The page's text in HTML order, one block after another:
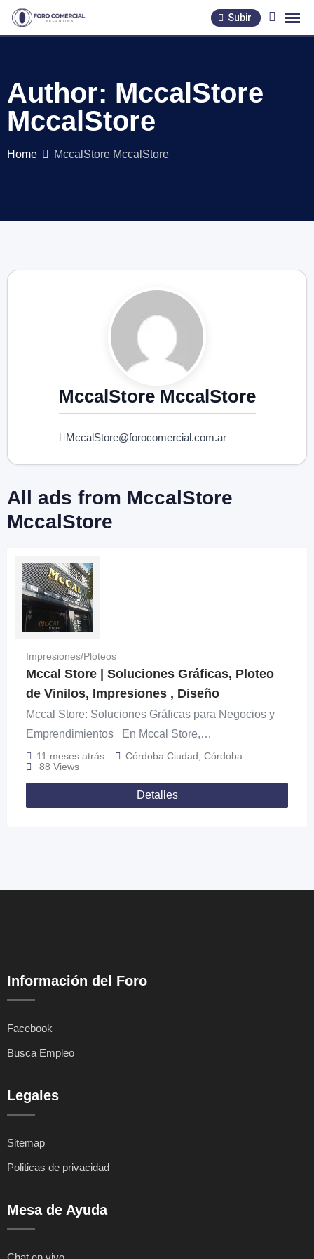
Skip
Subir
Author: MccalStore
MccalStore
Home MccalStore MccalStore
MccalStore MccalStore
MccalStore@forocomercial.com.ar
All ads from MccalStore
MccalStore
Impresiones/Ploteos
Mccal Store | Soluciones Gráficas, Ploteo
de Vinilos, Impresiones , Diseño
Mccal Store: Soluciones Gráficas para Negocios y
Emprendimientos En Mccal Store,…
11 meses atrás Córdoba Ciudad Córdoba
88 Views
Detalles
Información del Foro
Facebook
Busca Empleo
Legales
Sitemap
Politicas de privacidad
Mesa de Ayuda